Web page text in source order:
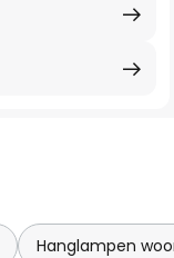
Hanglampen